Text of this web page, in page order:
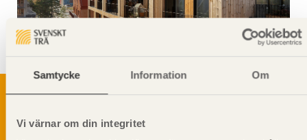
Samtycke Information Om
Vi värnar om din integritet